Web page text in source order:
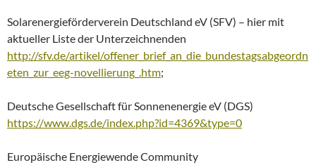
Solarenergieförderverein Deutschland eV (SFV) – hier mit
aktueller Liste der Unterzeichnenden
http://sfv.de/artikel/offener_brief_an_die_bundestagsabgeordn
eten_zur_eeg-novellierung_.htm;
Deutsche Gesellschaft für Sonnenenergie eV (DGS)
https://www.dgs.de/index.php?id=4369&type=0
Europäische Energiewende Community